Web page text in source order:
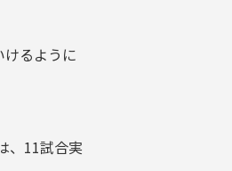
るように
、11試合実